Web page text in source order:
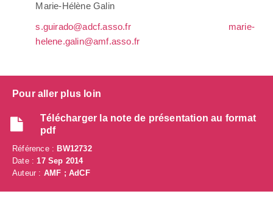
Marie-Hélène Galin
s.guirado@adcf.asso.fr
marie-
helene.galin@amf.asso.fr
Pour aller plus loin
Télécharger la note de présentation au format
pdf
Référence : BW12732
Date :17 Sep 2014
Auteur : AMF ; AdCF